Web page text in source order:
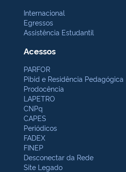
Internacional
Egressos
Assistência Estudantil
Acessos
PARFOR
Pibid e Residência Pedagógica
Prodocência
LAPETRO
CNPq
CAPES
Periódicos
FADEX
FINEP
Desconectar da Rede
Site Legado